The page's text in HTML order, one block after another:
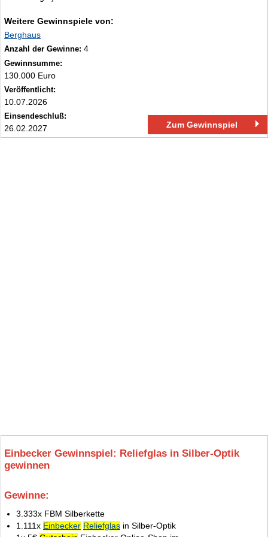
Weitere Gewinnspiele von:
Berghaus
Anzahl der Gewinne: 4
Gewinnsumme:
130.000 Euro
Veröffentlicht:
10.07.2026
Einsendeschluß:
26.02.2027 Zum Gewinnspiel
Einbecker Gewinnspiel: Reliefglas in Silber-Optik
gewinnen
Gewinne:
3.333x FBM Silberkette
1.111x Einbecker Reliefglas in Silber-Optik